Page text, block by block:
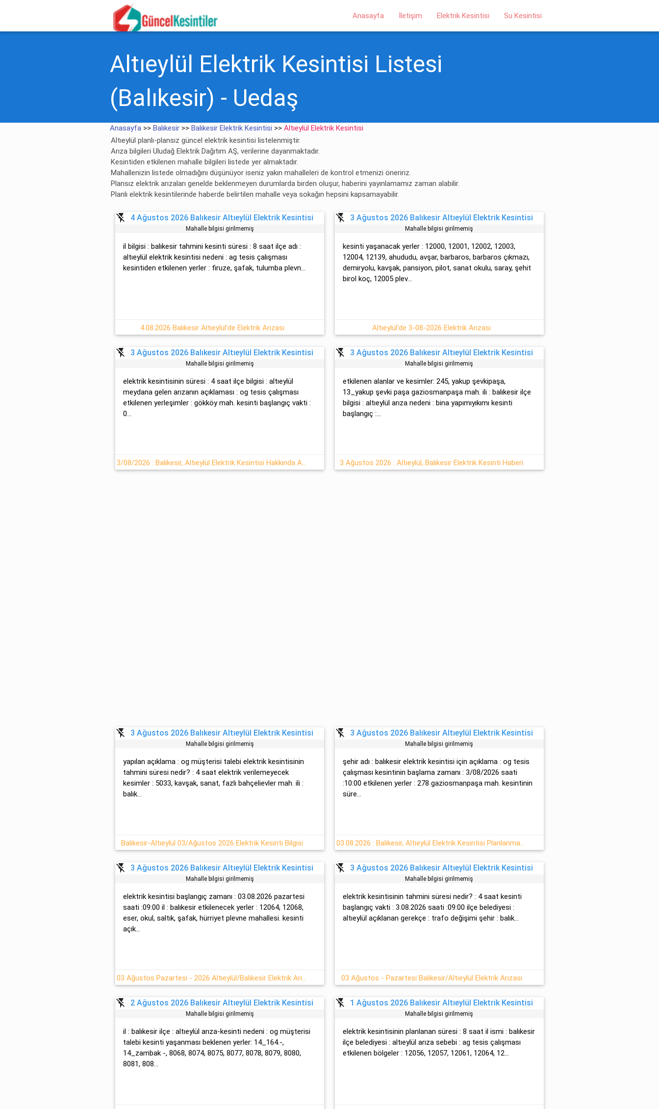
Anasayfa İletişim Elektrik Kesintisi Su Kesintisi
Altıeylül Elektrik Kesintisi Listesi
(Balıkesir) - Uedaş
Anasayfa >>Balıkesir >>Balıkesir Elektrik Kesintisi >>Altıeylül Elektrik Kesintisi
Altıeylül planlı-plansız güncel elektrik kesintisi listelenmiştir.
Arıza bilgileri Uludağ Elektrik Dağıtım AŞ, verilerine dayanmaktadır.
Kesintiden etkilenen mahalle bilgileri listede yer almaktadır.
Mahallenizin listede olmadığını düşünüyor iseniz yakın mahalleleri de kontrol etmenizi öneririz.
Plansız elektrik arızaları genelde beklenmeyen durumlarda birden oluşur, haberini yayınlamamız zaman alabilir.
Planlı elektrik kesintilerinde haberde belirtilen mahalle veya sokağın hepsini kapsamayabilir.
flash_off 4 Ağustos 2026 Balıkesir Altıeylül Elektrik Kesintisi
Mahalle bilgisi girilmemiş
il bilgisi : balıkesir tahmini kesinti süresi : 8 saat ilçe adı :
altıeylül elektrik kesintisi nedeni : ag tesi̇s çalışması
kesintiden etkilenen yerler : firuze, şafak, tulumba plevn...
4.08.2026 Balıkesir Altıeylül'de Elektrik Arızası
flash_off 3 Ağustos 2026 Balıkesir Altıeylül Elektrik Kesintisi
Mahalle bilgisi girilmemiş
kesinti yaşanacak yerler : 12000, 12001, 12002, 12003,
12004, 12139, ahududu, avşar, barbaros, barbaros çıkmazı,
demiryolu, kavşak, pansiyon, pilot, sanat okulu, saray, şehit
birol koç, 12005 plev...
Altıeylül'de 3-08-2026 Elektrik Arızası
flash_off 3 Ağustos 2026 Balıkesir Altıeylül Elektrik Kesintisi
Mahalle bilgisi girilmemiş
elektrik kesintisinin süresi : 4 saat ilçe bilgisi : altıeylül
meydana gelen arızanın açıklaması : og tesi̇s çalışması
etkilenen yerleşimler : gökköy mah. kesinti başlangıç vakti :
0...
3/08/2026 : Balıkesir, Altıeylül Elektrik Kesintisi Hakkında Açıklamalar
flash_off 3 Ağustos 2026 Balıkesir Altıeylül Elektrik Kesintisi
Mahalle bilgisi girilmemiş
etkilenen alanlar ve kesimler: 245, yakup şevkipaşa,
13_yakup şevki paşa gaziosmanpaşa mah. ili : balıkesir ilçe
bilgisi : altıeylül arıza nedeni : bi̇na yapımıyıkımı kesinti
başlangıç :...
3 Ağustos 2026 : Altıeylül, Balıkesir Elektrik Kesinti Haberi
flash_off 3 Ağustos 2026 Balıkesir Altıeylül Elektrik Kesintisi
Mahalle bilgisi girilmemiş
yapılan açıklama : og müşteri̇si̇ talebi̇ elektrik kesintisinin
tahmini süresi nedir? : 4 saat elektrik verilemeyecek
kesimler : 5033, kavşak, sanat, fazlı bahçelievler mah. ili :
balık...
Balıkesir-Altıeylül 03/Ağustos 2026 Elektrik Kesinti Bilgisi
flash_off 3 Ağustos 2026 Balıkesir Altıeylül Elektrik Kesintisi
Mahalle bilgisi girilmemiş
şehir adı : balıkesir elektrik kesintisi için açıklama : og tesi̇s
çalışması kesintinin başlama zamanı : 3/08/2026 saati
:10:00 etkilenen yerler : 278 gaziosmanpaşa mah. kesintinin
süre...
03.08.2026 : Balıkesir, Altıeylül Elektrik Kesintisi Planlanmaktadır
flash_off 3 Ağustos 2026 Balıkesir Altıeylül Elektrik Kesintisi
Mahalle bilgisi girilmemiş
elektrik kesintisi başlangıç zamanı : 03.08.2026 pazartesi
saati :09:00 il : balıkesir etkilenecek yerler : 12064, 12068,
eser, okul, saltık, şafak, hürriyet plevne mahallesi. kesinti
açık...
03 Ağustos Pazartesi - 2026 Altıeylül/Balıkesir Elektrik Arızası Hakkında Detaylar
flash_off 3 Ağustos 2026 Balıkesir Altıeylül Elektrik Kesintisi
Mahalle bilgisi girilmemiş
elektrik kesintisinin tahmini süresi nedir? : 4 saat kesinti
başlangıç vakti : 3.08.2026 saati :09:00 ilçe belediyesi :
altıeylül açıklanan gerekçe : trafo deği̇şi̇mi̇ şehir : balık...
03 Ağustos - Pazartesi Balıkesir/Altıeylül Elektrik Arızası
flash_off 2 Ağustos 2026 Balıkesir Altıeylül Elektrik Kesintisi
Mahalle bilgisi girilmemiş
il : balıkesir ilçe : altıeylül arıza-kesinti nedeni : og müşteri̇si̇
talebi̇ kesinti yaşanması beklenen yerler: 14_164.-,
14_zambak -, 8068, 8074, 8075, 8077, 8078, 8079, 8080,
8081, 808...
flash_off 1 Ağustos 2026 Balıkesir Altıeylül Elektrik Kesintisi
Mahalle bilgisi girilmemiş
elektrik kesintisinin planlanan süresi : 8 saat il ismi : balıkesir
ilçe belediyesi : altıeylül arıza sebebi : ag tesi̇s çalışması
etkilenen bölgeler : 12056, 12057, 12061, 12064, 12...